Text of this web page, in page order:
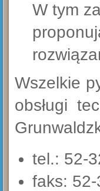
W tym
Wszelkie
obsługi
tel.: 52-
faks: